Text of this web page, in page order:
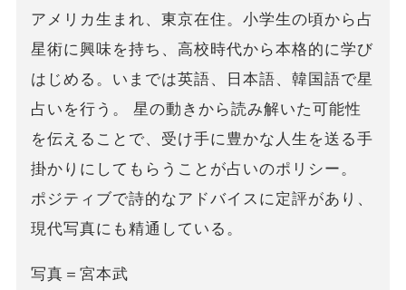
アメリカ生まれ、東京在住。小学生の頃から占
星術に興味を持ち、高校時代から本格的に学び
はじめる。いまでは英語、日本語、韓国語で星
占いを行う。 星の動きから読み解いた可能性
を伝えることで、受け手に豊かな人生を送る手
掛かりにしてもらうことが占いのポリシー。
ポジティブで詩的なアドバイスに定評があり、
現代写真にも精通している。
写真＝宮本武